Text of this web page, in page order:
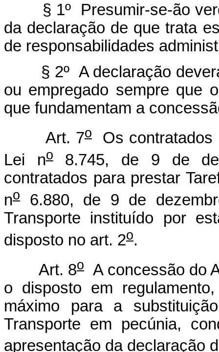
§ 1º Presumir-se-ão
da declaração de que trata
de responsabilidades
§ 2º A declaração deverá
ou empregado sempre que
que fundamentam a
Art. 7o
Os contratados
Lei no8.745, de 9 de
contratados para prestar
no
6.880, de 9 de
Transporte instituído por
disposto no art. 2o.
Art. 8oA concessão do
o disposto em
máximo para a
Transporte em pecúnia,
apresentação da declaração